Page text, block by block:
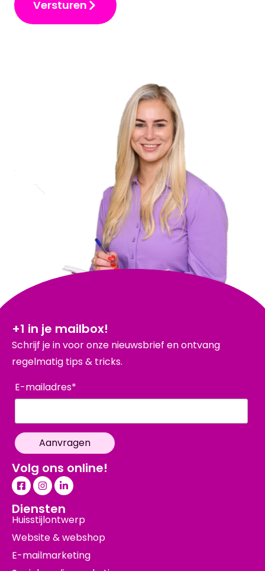
Versturen
+1 in je mailbox!
Schrijf je in voor onze nieuwsbrief en ontvang
regelmatig tips & tricks.
E-mailadres*
Volg ons online!
Diensten
Huisstijlontwerp
Website & webshop
E-mailmarketing